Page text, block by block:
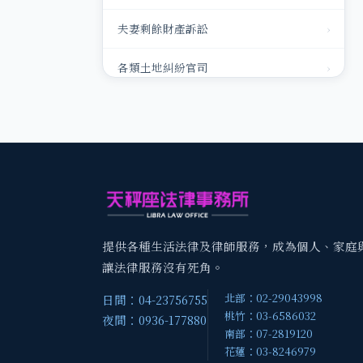
夫妻剩餘財產訴訟 ›
各類土地糾紛官司 ›
家事狀紙（離婚、監護、扶養合併） ›
家暴事件
免除扶養訴訟
律師代立遺囑
律師代理出面協商或調解
提供各種生活法律及律師服務，成為個人、家庭
讓法律服務沒有死角。
日間：04-23756755
夜間：0936-177880
北部：02-29043998
桃竹：03-6586032
南部：07-2819120
花蓮：03-8246979